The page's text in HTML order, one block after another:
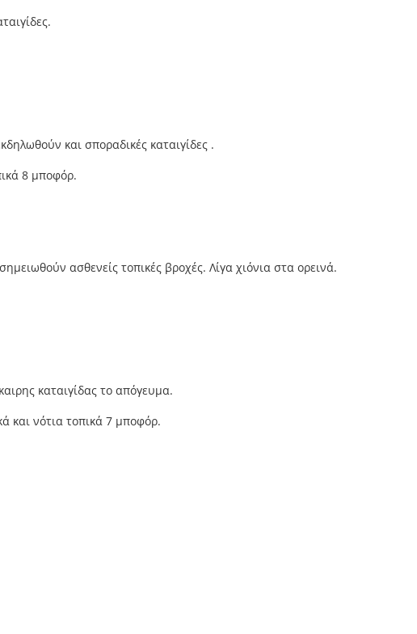
και σποραδικές καταιγίδες .
8 μποφόρ.
ασθενείς τοπικές βροχές. Λίγα χιόνια στα ορεινά.
καταιγίδας το απόγευμα.
και νότια τοπικά 7 μποφόρ.